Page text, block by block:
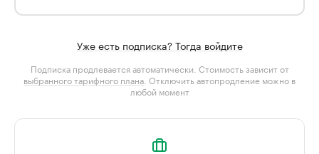
Уже есть подписка? Тогда войдите
Подписка продлевается автоматически. Стоимость зависит от
выбранного тарифного плана . Отключить автопродление можно в
любой момент